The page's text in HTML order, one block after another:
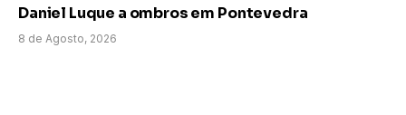
Daniel Luque a ombros em Pontevedra
8 de Agosto, 2026